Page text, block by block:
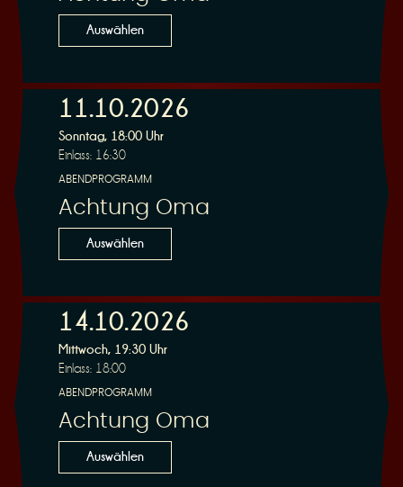
n
g
Auswählen
11.10.2026
Sonntag, 18:00 Uhr
Einlass: 16:30
ABENDPROGRAMM
Achtung Oma
Auswählen
14.10.2026
Mittwoch, 19:30 Uhr
Einlass: 18:00
ABENDPROGRAMM
Achtung Oma
Auswählen